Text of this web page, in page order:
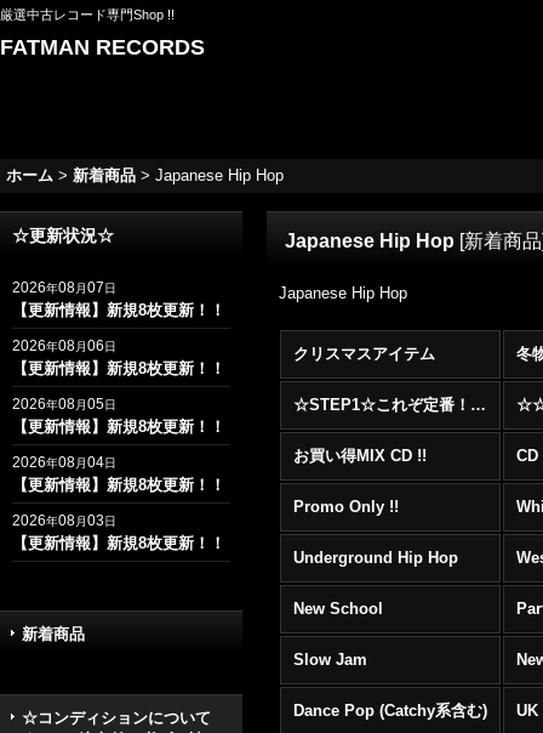
厳選中古レコード専門Shop !!
FATMAN RECORDS
ホーム > 新着商品 > Japanese Hip Hop
☆更新状況☆
2026年08月07日
【更新情報】新規8枚更新！！
2026年08月06日
【更新情報】新規8枚更新！！
2026年08月05日
【更新情報】新規8枚更新！！
2026年08月04日
【更新情報】新規8枚更新！！
2026年08月03日
【更新情報】新規8枚更新！！
新着商品
☆コンディションについて
Japanese Hip Hop [新着商品
Japanese Hip Hop
クリスマスアイテム 冬
☆STEP1☆これぞ定番！！まずはここから！2000年代R&BフロアヒットBest 100 !!!
お買い得MIX CD !!
Promo Only !!
Underground Hip Hop
New School
Slow Jam
Dance Pop (Catchy系含む) UK